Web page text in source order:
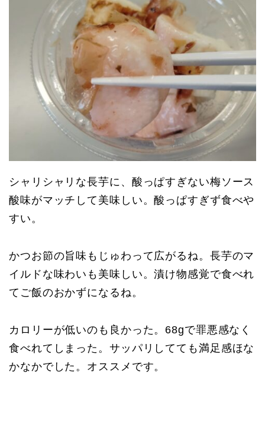
シャリシャリな長芋に、酸っぱすぎない梅ソース
酸味がマッチして美味しい。酸っぱすぎず食べや
すい。
かつお節の旨味もじゅわって広がるね。長芋のマ
イルドな味わいも美味しい。漬け物感覚で食べれ
てご飯のおかずになるね。
カロリーが低いのも良かった。68gで罪悪感なく
食べれてしまった。サッパリしてても満足感ほな
かなかでした。オススメです。